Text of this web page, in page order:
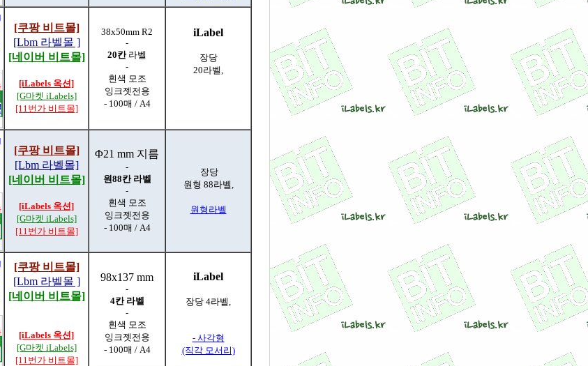
[쿠팡 비트몰]
[Lbm 라벨몰 ]
[네이버 비트몰]
[iLabels 옥션]
[G마켓 iLabels]
[11번가 비트몰]
38x50mm R2
-
20칸라벨
-
흰색 모조
잉크젯전용
- 100매 / A4
iLabel
장당
20라벨,
[쿠팡 비트몰]
[Lbm 라벨몰]
[네이버 비트몰]
[iLabels 옥션]
[G마켓 iLabels]
[11번가 비트몰]
Φ21 mm 지름
-
원88칸 라벨
-
흰색 모조
잉크젯전용
- 100매 / A4
장당
원형 88라벨,
원형라벨
[쿠팡 비트몰]
[Lbm 라벨몰 ]
[네이버 비트몰]
[iLabels 옥션]
[G마켓 iLabels]
[11번가 비트몰]
98x137 mm
-
4칸 라벨
-
흰색 모조
잉크젯전용
- 100매 / A4
iLabel
장당 4라벨,
- 사각형
(직각 모서리)